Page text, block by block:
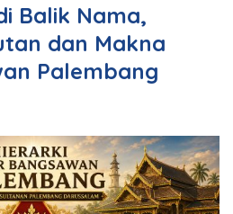
Balik Nama,
dan Makna
Palembang